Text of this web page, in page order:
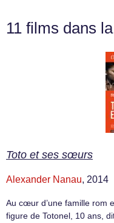
11 films dans
Toto et ses sœurs
Alexander Nanau, 2014
Au cœur d’une famille rom
figure de Totonel, 10 ans,